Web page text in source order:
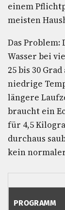
einem
meisten
Das Problem:
Wasser bei
25 bis 30
niedrige
längere
braucht ein
für 4,5
durchaus
kein
PROGRAMM